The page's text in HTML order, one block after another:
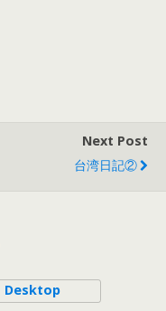
Next Post
台湾日記②
Desktop